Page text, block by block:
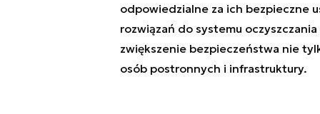
odpowiedzialne za ich bezpieczne
rozwiązań do systemu
zwiększenie bezpieczeństwa nie
osób postronnych i infrastruktury.